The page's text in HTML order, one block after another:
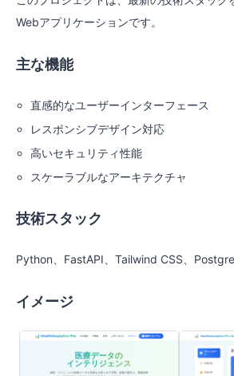
Webアプリケーションです。
主な機能
直感的なユーザーインターフェース
レスポンシブデザイン対応
高いセキュリティ性能
スケーラブルなアーキテクチャ
技術スタック
Python、FastAPI、Tailwind CSS、
イメージ